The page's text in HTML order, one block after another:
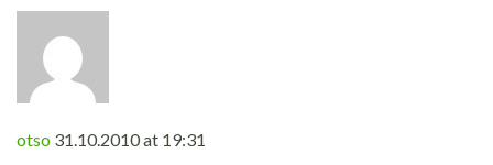
otso 31.10.2010 at 19:31